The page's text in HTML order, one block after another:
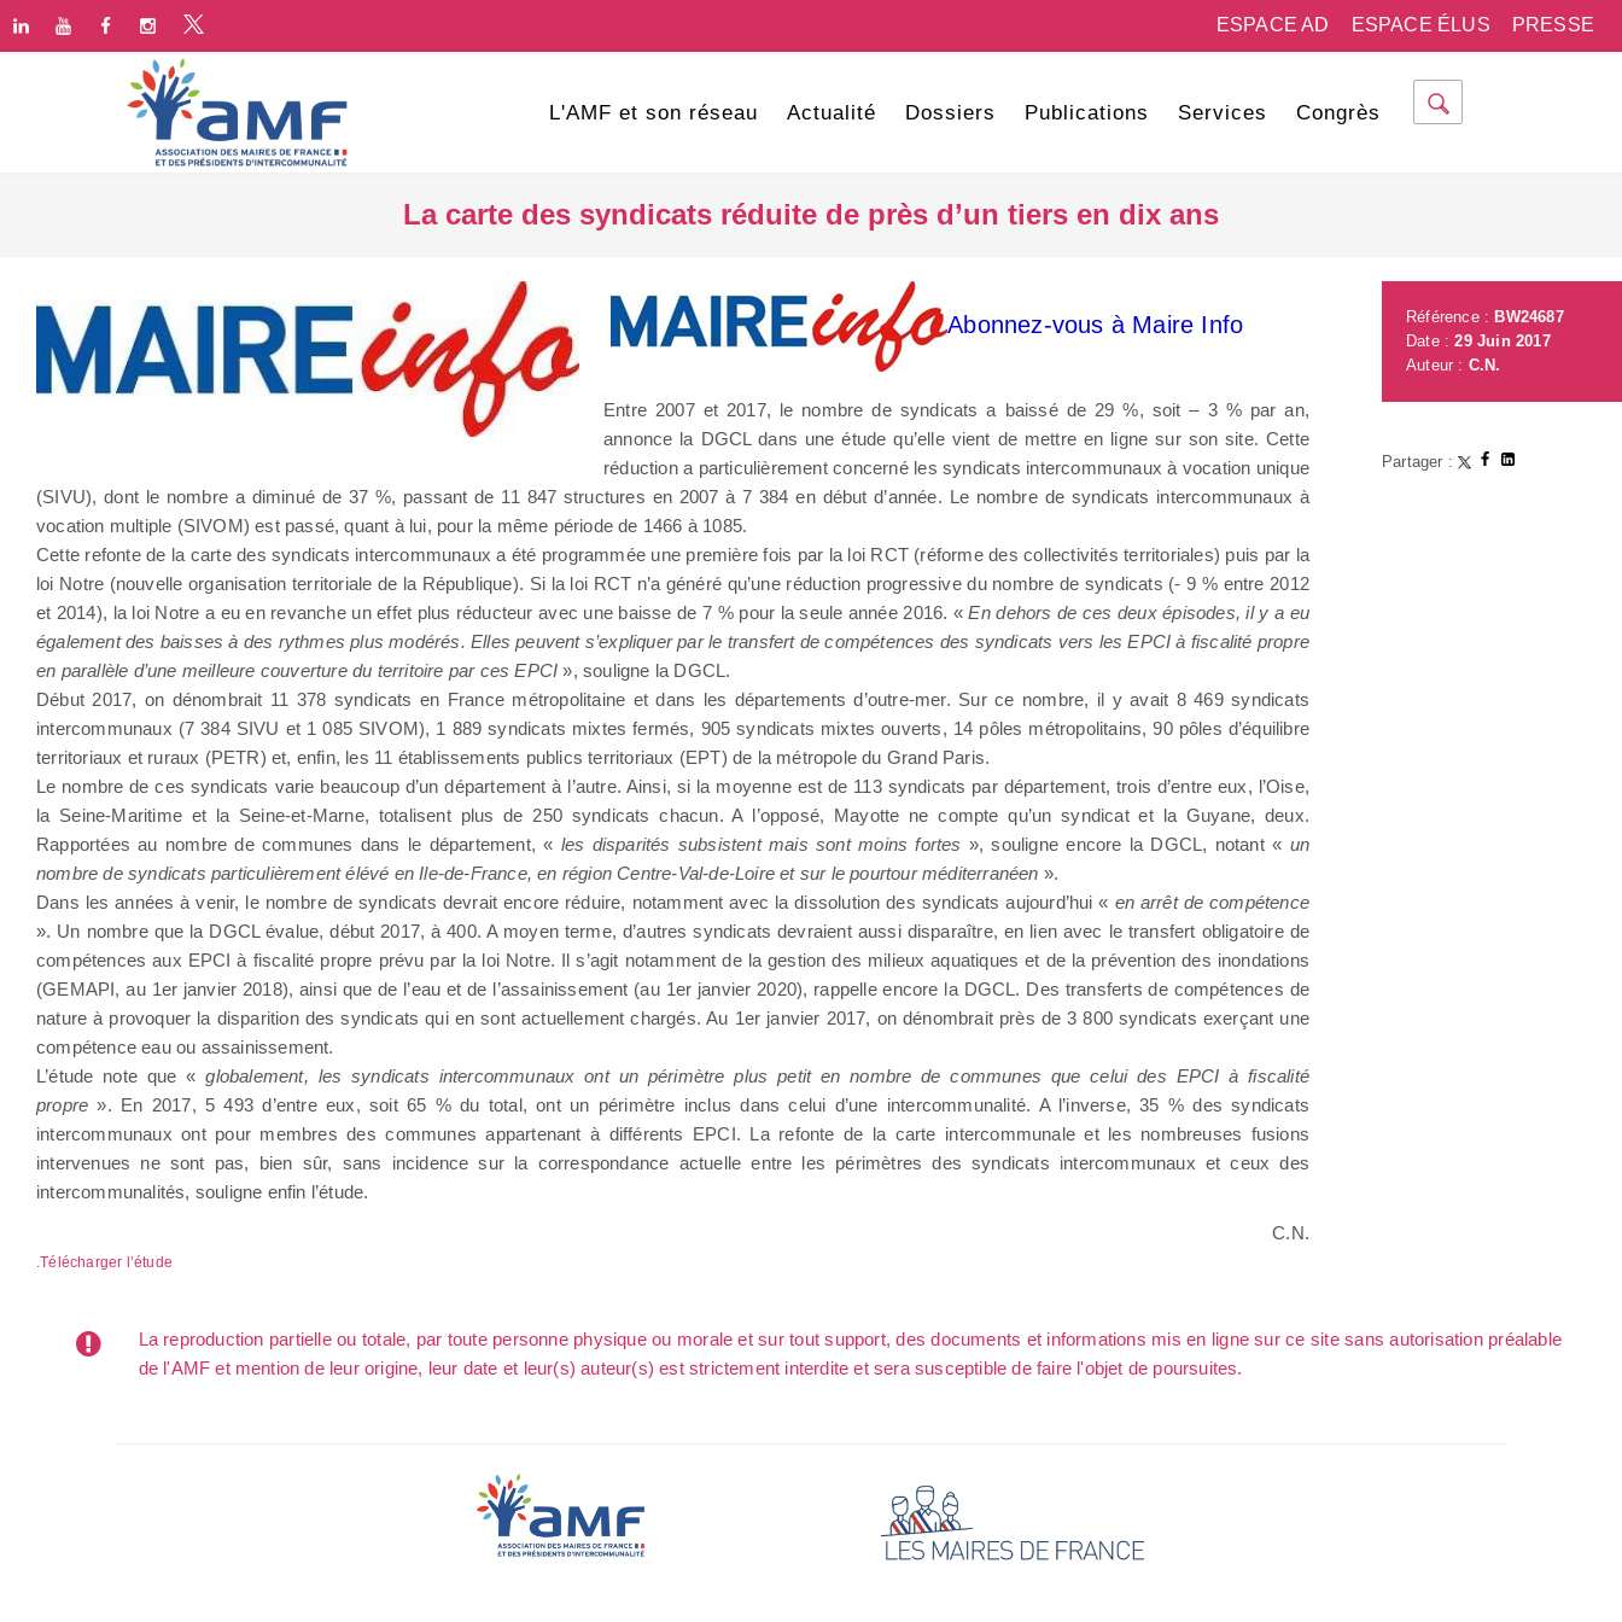
PRESSE
ESPACE ÉLUS
ESPACE AD
L'AMF et son réseau Actualité Dossiers Publications Services Congrès
La carte des syndicats réduite de près d’un tiers en dix ans
Abonnez-vous à Maire Info
Entre 2007 et 2017, le nombre de syndicats a baissé de 29 %, soit – 3 % par an,
annonce la DGCL dans une étude qu’elle vient de mettre en ligne sur son site. Cette
réduction a particulièrement concerné les syndicats intercommunaux à vocation unique
(SIVU), dont le nombre a diminué de 37 %, passant de 11 847 structures en 2007 à 7 384 en début d’année. Le nombre de syndicats intercommunaux à
vocation multiple (SIVOM) est passé, quant à lui, pour la même période de 1466 à 1085.
Cette refonte de la carte des syndicats intercommunaux a été programmée une première fois par la loi RCT (réforme des collectivités territoriales) puis par la
loi Notre (nouvelle organisation territoriale de la République). Si la loi RCT n’a généré qu’une réduction progressive du nombre de syndicats (- 9 % entre 2012
et 2014), la loi Notre a eu en revanche un effet plus réducteur avec une baisse de 7 % pour la seule année 2016. «En dehors de ces deux épisodes, il y a eu
également des baisses à des rythmes plus modérés. Elles peuvent s’expliquer par le transfert de compétences des syndicats vers les EPCI à fiscalité propre
en parallèle d’une meilleure couverture du territoire par ces EPCI », souligne la DGCL.
Début 2017, on dénombrait 11 378 syndicats en France métropolitaine et dans les départements d’outre-mer. Sur ce nombre, il y avait 8 469 syndicats
intercommunaux (7 384 SIVU et 1 085 SIVOM), 1 889 syndicats mixtes fermés, 905 syndicats mixtes ouverts, 14 pôles métropolitains, 90 pôles d’équilibre
territoriaux et ruraux (PETR) et, enfin, les 11 établissements publics territoriaux (EPT) de la métropole du Grand Paris.
Le nombre de ces syndicats varie beaucoup d’un département à l’autre. Ainsi, si la moyenne est de 113 syndicats par département, trois d’entre eux, l’Oise,
la Seine-Maritime et la Seine-et-Marne, totalisent plus de 250 syndicats chacun. A l’opposé, Mayotte ne compte qu’un syndicat et la Guyane, deux.
Rapportées au nombre de communes dans le département, « les disparités subsistent mais sont moins fortes », souligne encore la DGCL, notant « un
nombre de syndicats particulièrement élévé en Ile-de-France, en région Centre-Val-de-Loire et sur le pourtour méditerranéen ».
Dans les années à venir, le nombre de syndicats devrait encore réduire, notamment avec la dissolution des syndicats aujourd’hui « en arrêt de compétence
». Un nombre que la DGCL évalue, début 2017, à 400. A moyen terme, d’autres syndicats devraient aussi disparaître, en lien avec le transfert obligatoire de
compétences aux EPCI à fiscalité propre prévu par la loi Notre. Il s’agit notamment de la gestion des milieux aquatiques et de la prévention des inondations
(GEMAPI, au 1er janvier 2018), ainsi que de l’eau et de l’assainissement (au 1er janvier 2020), rappelle encore la DGCL. Des transferts de compétences de
nature à provoquer la disparition des syndicats qui en sont actuellement chargés. Au 1er janvier 2017, on dénombrait près de 3 800 syndicats exerçant une
compétence eau ou assainissement.
L’étude note que «globalement, les syndicats intercommunaux ont un périmètre plus petit en nombre de communes que celui des EPCI à fiscalité
propre ». En 2017, 5 493 d’entre eux, soit 65 % du total, ont un périmètre inclus dans celui d’une intercommunalité. A l’inverse, 35 % des syndicats
intercommunaux ont pour membres des communes appartenant à différents EPCI. La refonte de la carte intercommunale et les nombreuses fusions
intervenues ne sont pas, bien sûr, sans incidence sur la correspondance actuelle entre les périmètres des syndicats intercommunaux et ceux des
intercommunalités, souligne enfin l’étude.
C.N.
Télécharger l’étude.
Référence : BW24687
Date :29 Juin 2017
Auteur : C.N.
Partager :
La reproduction partielle ou totale, par toute personne physique ou morale et sur tout support, des documents et informations mis en ligne sur ce site sans autorisation préalable
de l'AMF et mention de leur origine, leur date et leur(s) auteur(s) est strictement interdite et sera susceptible de faire l'objet de poursuites.